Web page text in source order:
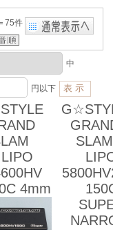
75件
中
円以下
LIPO
4mm